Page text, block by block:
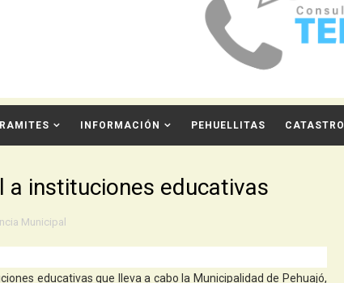
INFORMACIÓN PEHUELLITAS CATASTRO
a instituciones educativas
Municipal
educativas que lleva a cabo la Municipalidad de Pehuajó,